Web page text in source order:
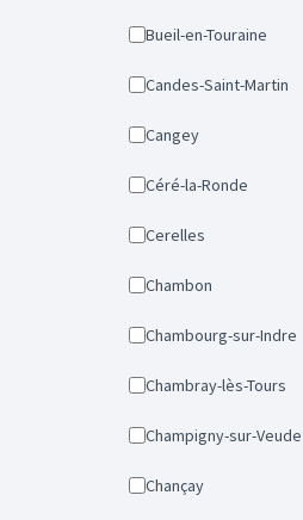
Bueil-en-Touraine
Candes-Saint-Martin
Cangey
Céré-la-Ronde
Cerelles
Chambon
Chambourg-sur-Indre
Chambray-lès-Tours
Champigny-sur-Veude
Chançay